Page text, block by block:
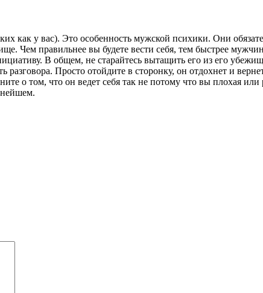
у вас). Это особенность мужской психики. Они
Чем правильнее вы будете вести себя, тем быстрее
В общем, не старайтесь вытащить его из его
разговора. Просто отойдите в сторонку, он отдохнет и
о том, что он ведет себя так не потому что вы плохая